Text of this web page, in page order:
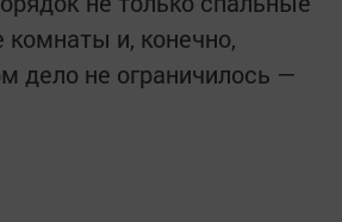
и, конечно,
дело не ограничилось —